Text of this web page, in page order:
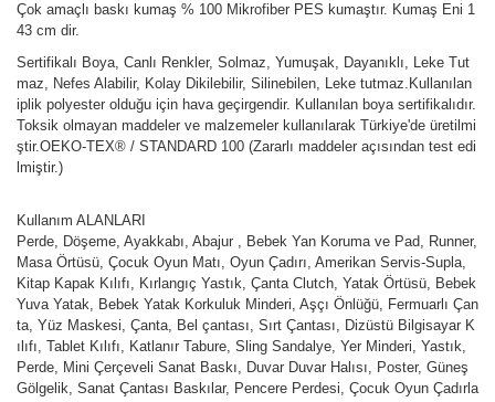
Çok amaçlı baskı kumaş % 100 Mikrofiber PES kumaştır. Kumaş Eni 1
43 cm dir.
Sertifikalı Boya, Canlı Renkler, Solmaz, Yumuşak, Dayanıklı, Leke Tut
maz, Nefes Alabilir, Kolay Dikilebilir, Silinebilen, Leke tutmaz.Kullanılan
iplik polyester olduğu için hava geçirgendir. Kullanılan boya sertifikalıdır.
Toksik olmayan maddeler ve malzemeler kullanılarak Türkiye'de üretilmi
ştir.OEKO-TEX® / STANDARD 100 (Zararlı maddeler açısından test edi
lmiştir.)
Kullanım ALANLARI
Perde, Döşeme, Ayakkabı, Abajur , Bebek Yan Koruma ve Pad, Runner,
Masa Örtüsü, Çocuk Oyun Matı, Oyun Çadırı, Amerikan Servis-Supla,
Kitap Kapak Kılıfı, Kırlangıç Yastık, Çanta Clutch, Yatak Örtüsü, Bebek
Yuva Yatak, Bebek Yatak Korkuluk Minderi, Aşçı Önlüğü, Fermuarlı Çan
ta, Yüz Maskesi, Çanta, Bel çantası, Sırt Çantası, Dizüstü Bilgisayar K
ılıfı, Tablet Kılıfı, Katlanır Tabure, Sling Sandalye, Yer Minderi, Yastık,
Perde, Mini Çerçeveli Sanat Baskı, Duvar Duvar Halısı, Poster, Güneş
Gölgelik, Sanat Çantası Baskılar, Pencere Perdesi, Çocuk Oyun Çadırla